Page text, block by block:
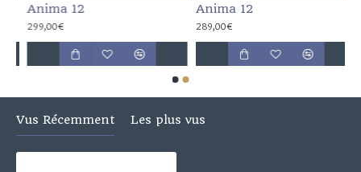
Anima 12
299,00€
Anima 12
289,00€
Vus Récemment Les plus vus